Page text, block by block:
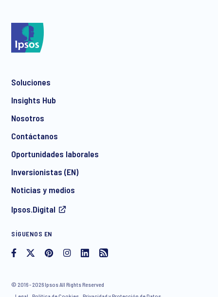
communication about products and services including
withdraw your consent at any time with effect for the future.
Soluciones
Insights Hub
Nosotros
Contáctanos
Oportunidades laborales
Inversionistas (EN)
Noticias y medios
Ipsos.Digital
SÍGUENOS EN
© 2016 - 2026 Ipsos All Rights Reserved